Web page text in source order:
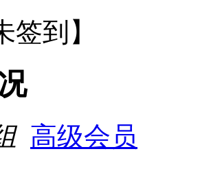
签到 】
高级会员